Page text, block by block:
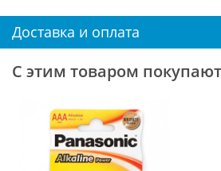
Доставка и оплата
С этим товаром